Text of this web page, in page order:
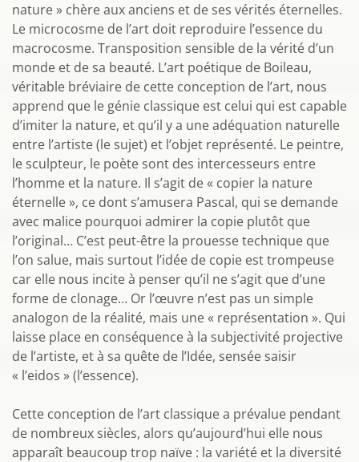
nature » chère aux anciens et de ses vérités éternelles.
Le microcosme de l’art doit reproduire l’essence du
macrocosme. Transposition sensible de la vérité d’un
monde et de sa beauté. L’art poétique de Boileau,
véritable bréviaire de cette conception de l’art, nous
apprend que le génie classique est celui qui est capable
d’imiter la nature, et qu’il y a une adéquation naturelle
entre l’artiste (le sujet) et l’objet représenté. Le peintre,
le sculpteur, le poète sont des intercesseurs entre
l’homme et la nature. Il s’agit de « copier la nature
éternelle », ce dont s’amusera Pascal, qui se demande
avec malice pourquoi admirer la copie plutôt que
l’original… C’est peut-être la prouesse technique que
l’on salue, mais surtout l’idée de copie est trompeuse
car elle nous incite à penser qu’il ne s’agit que d’une
forme de clonage… Or l’œuvre n’est pas un simple
analogon de la réalité, mais une « représentation ». Qui
laisse place en conséquence à la subjectivité projective
de l’artiste, et à sa quête de l’Idée, sensée saisir
« l’eidos » (l’essence).
Cette conception de l’art classique a prévalue pendant
de nombreux siècles, alors qu’aujourd’hui elle nous
apparaît beaucoup trop naïve : la variété et la diversité